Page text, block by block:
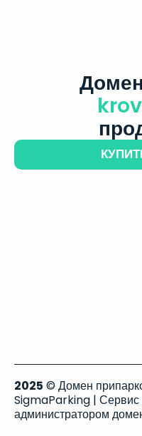
2025 © Домен
SigmaParking | Сервис
администратором